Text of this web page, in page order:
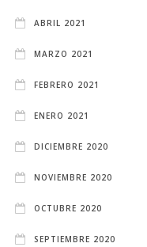
ABRIL 2021
MARZO 2021
FEBRERO 2021
ENERO 2021
DICIEMBRE 2020
NOVIEMBRE 2020
OCTUBRE 2020
SEPTIEMBRE 2020